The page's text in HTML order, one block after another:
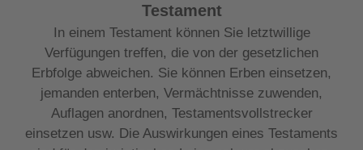
Testament
In einem Testament können Sie letztwillige
Verfügungen treffen, die von der gesetzlichen
Erbfolge abweichen. Sie können Erben einsetzen,
jemanden enterben, Vermächtnisse zuwenden,
Auflagen anordnen, Testamentsvollstrecker
einsetzen usw. Die Auswirkungen eines Testaments